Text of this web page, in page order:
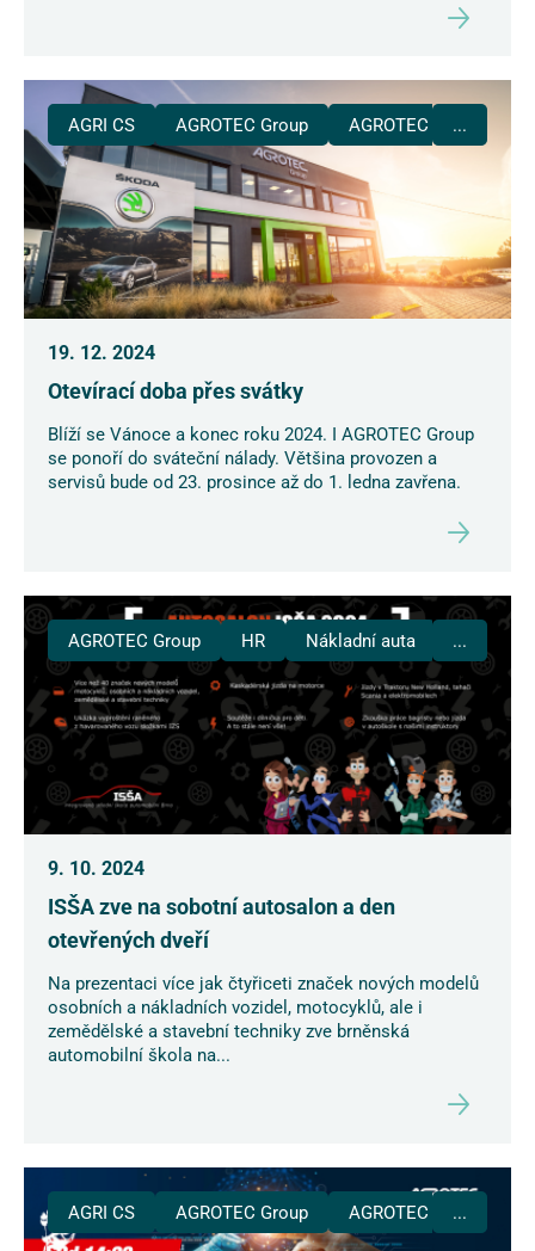
AGRI CS AGROTEC Group AGROTEC Plus
...
19. 12. 2024
Otevírací doba přes svátky
Blíží se Vánoce a konec roku 2024. I AGROTEC Group
se ponoří do sváteční nálady. Většina provozen a
servisů bude od 23. prosince až do 1. ledna zavřena.
AGROTEC Group HR Nákladní auta ...
9. 10. 2024
ISŠA zve na sobotní autosalon a den
otevřených dveří
Na prezentaci více jak čtyřiceti značek nových modelů
osobních a nákladních vozidel, motocyklů, ale i
zemědělské a stavební techniky zve brněnská
automobilní škola na...
AGRI CS AGROTEC Group AGROTEC Plus
...